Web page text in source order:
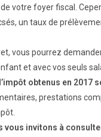
votre foyer fiscal.
un taux de
vous pourrez
et avec vos seuls
obtenus en 2017
prestations
vous invitons à